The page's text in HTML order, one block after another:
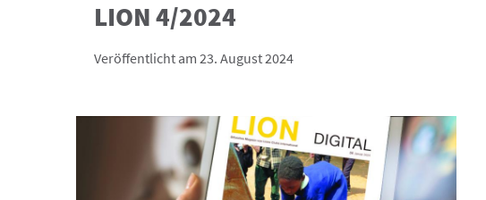
LION 4/2024
Veröffentlicht am 23. August 2024